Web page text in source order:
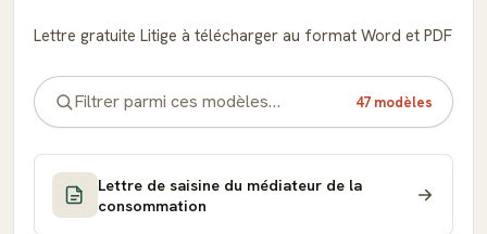
Lettre gratuite Litige à télécharger au format Word et PDF
47 modèles
Lettre de saisine du médiateur de la
consommation